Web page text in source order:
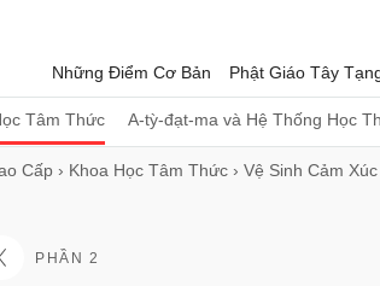
Những Điểm Cơ Bản Phật Giáo Tây
Tâm Thức A-tỳ-đạt-ma và Hệ Thống Học
Cấp › Khoa Học Tâm Thức › Vệ Sinh Cảm Xúc
PHẦN 2